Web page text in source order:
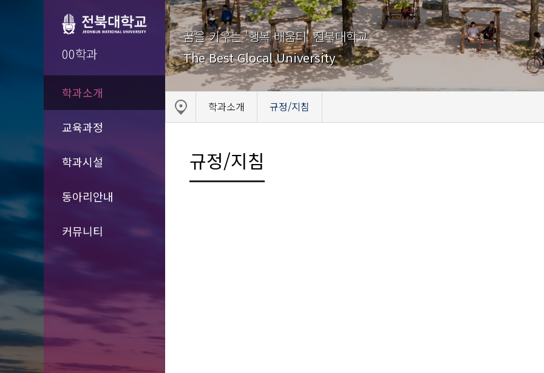
00학과
학과소개
교육과정
학과시설
동아리안내
커뮤니티
꿈을 키우는 '행복 배움터' 전북대학교
The Best Glocal University
학과소개 규정/지침
규정/지침